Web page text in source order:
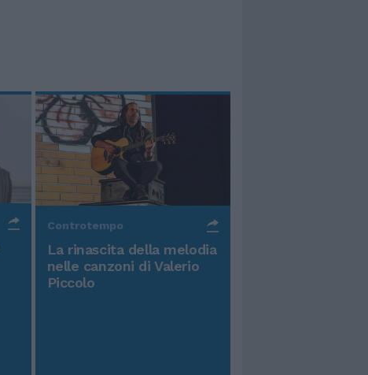
Controtempo
La rinascita della melodia
nelle canzoni di Valerio
Piccolo